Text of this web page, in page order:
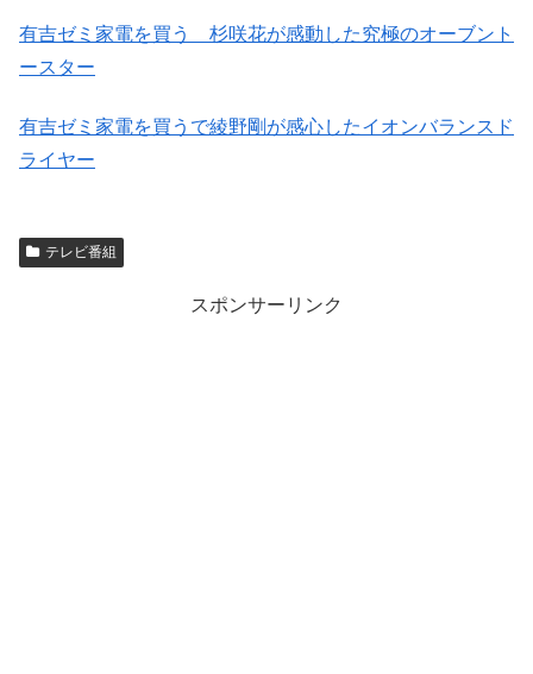
有吉ゼミ家電を買う 杉咲花が感動した究極のオーブント
ースター
有吉ゼミ家電を買うで綾野剛が感心したイオンバランスド
ライヤー
テレビ番組
スポンサーリンク